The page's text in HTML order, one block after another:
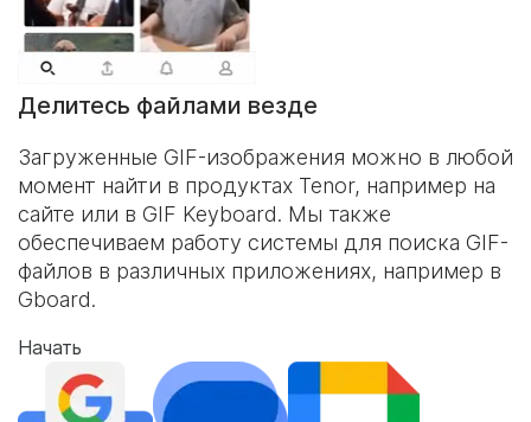
Делитесь файлами везде
Загруженные GIF-изображения можно в любой
момент найти в продуктах Tenor, например на
сайте или в GIF Keyboard. Мы также
обеспечиваем работу системы для поиска GIF-
файлов в различных приложениях, например в
Gboard.
Начать